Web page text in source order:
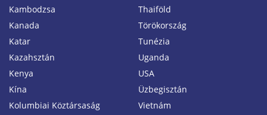
Kambodzsa
Kanada
Katar
Kazahsztán
Kenya
Kína
Kolumbiai Köztársaság
Thaiföld
Törökország
Tunézia
Uganda
USA
Üzbegisztán
Vietnám